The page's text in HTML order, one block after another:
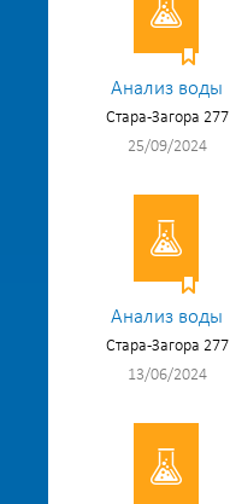
Анализ воды
Стара-Загора 277
25/09/2024
Анализ воды
Стара-Загора 277
13/06/2024